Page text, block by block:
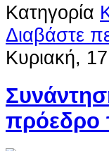
Κατηγορία
Διαβάστε
Κυριακή,
πρόεδρο